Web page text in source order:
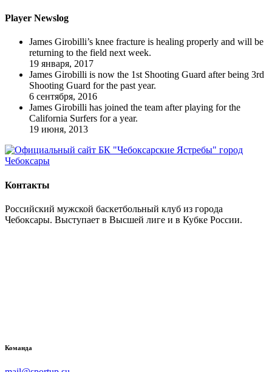
Player Newslog
James Girobilli’s knee fracture is healing properly and will be
returning to the field next week.
19 января, 2017
James Girobilli is now the 1st Shooting Guard after being 3rd
Shooting Guard for the past year.
6 сентября, 2016
James Girobilli has joined the team after playing for the
California Surfers for a year.
19 июня, 2013
Контакты
Российский мужской баскетбольный клуб из города
Чебоксары. Выступает в Высшей лиге и в Кубке России.
Команда